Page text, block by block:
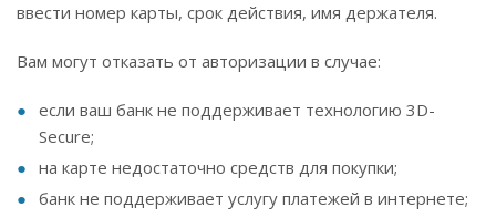
ввести номер карты, срок действия, имя держателя.
Вам могут отказать от авторизации в случае:
если ваш банк не поддерживает технологию 3D-
Secure;
на карте недостаточно средств для покупки;
банк не поддерживает услугу платежей в интернете;